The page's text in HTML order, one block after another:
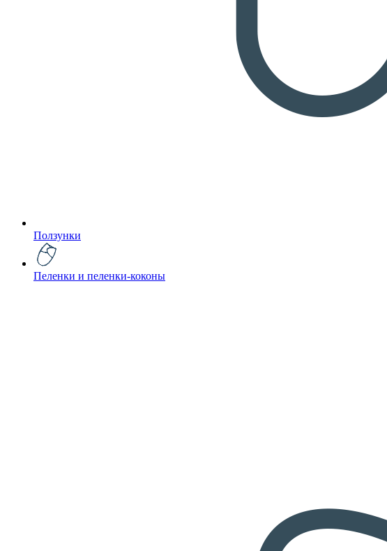
Ползунки
Пеленки и пеленки-коконы